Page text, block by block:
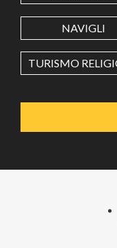
LONGITUDINE
Value in decimal
NAVIGLI
TURISMO